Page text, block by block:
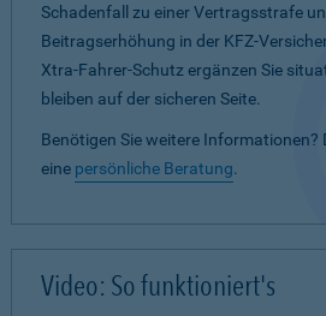
Schadenfall zu einer Vertragsstrafe
Beitragserhöhung in der KFZ-
Xtra-Fahrer-Schutz ergänzen Sie
bleiben auf der sicheren Seite.
Benötigen Sie weitere Informationen?
eine persönliche Beratung.
Video: So funktioniert's